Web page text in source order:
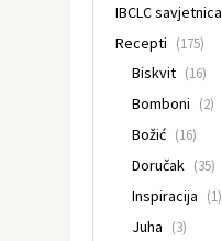
IBCLC savjetnica
Recepti (175)
Biskvit (16)
Bomboni (2)
Božić (16)
Doručak (35)
Inspiracija (1)
Juha (3)